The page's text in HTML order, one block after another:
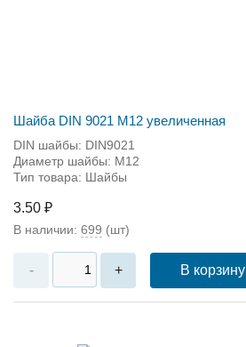
Шайба DIN 9021 М12 увеличенная
DIN шайбы: DIN9021
Диаметр шайбы: M12
Тип товара: Шайбы
3.50 ₽
В наличии: 699 (шт)
- + В корзину